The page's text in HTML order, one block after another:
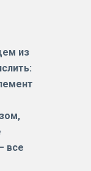
из
все